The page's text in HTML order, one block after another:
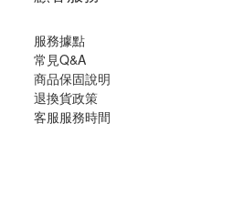
服務據點
常見Q&A
商品保固說明
退換貨政策
客服服務時間